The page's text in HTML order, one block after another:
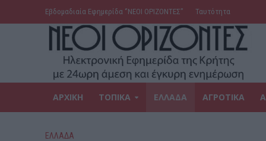
Εβδομαδιαία Εφημερίδα ‘’ΝΕΟΙ ΟΡΙΖΟΝΤΕΣ’’ Ταυτότητα
ΑΡΧΙΚΗ ΤΟΠΙΚΑ ΕΛΛΑΔΑ ΑΓΡΟΤΙΚΑ
ΕΛΛΑΔΑ